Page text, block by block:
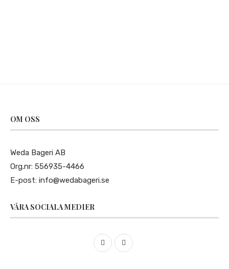
OM OSS
Weda Bageri AB
Org.nr: 556935-4466
E-post: info@wedabageri.se
VÅRA SOCIALA MEDIER